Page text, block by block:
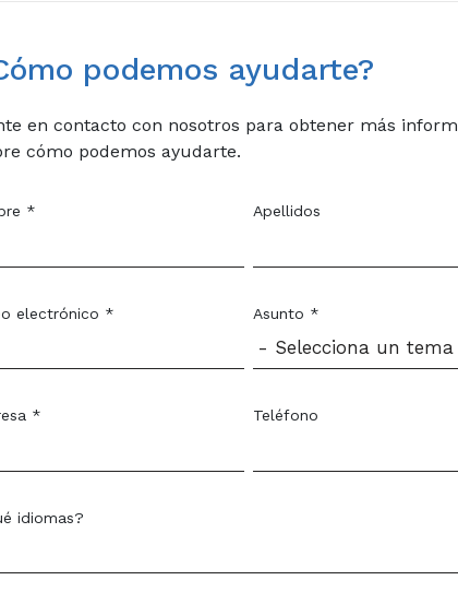
podemos ayudarte?
en contacto con nosotros para obtener más
cómo podemos ayudarte.
* Apellidos
electrónico * Asunto *
* Teléfono
idiomas?